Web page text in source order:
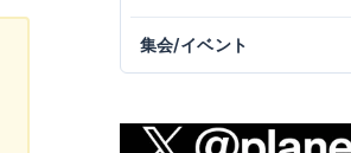
集会/イベント